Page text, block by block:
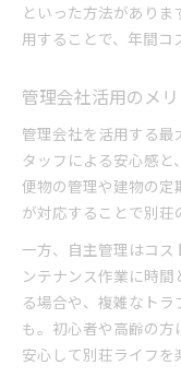
といった方法があり
用することで、年間コ
管理会社活用のメ
管理会社を活用する
タッフによる安心感
便物の管理や建物の定
が対応することで別荘
一方、自主管理はコス
ンテナンス作業に時
る場合や、複雑なト
も。初心者や高齢の
安心して別荘ライフを